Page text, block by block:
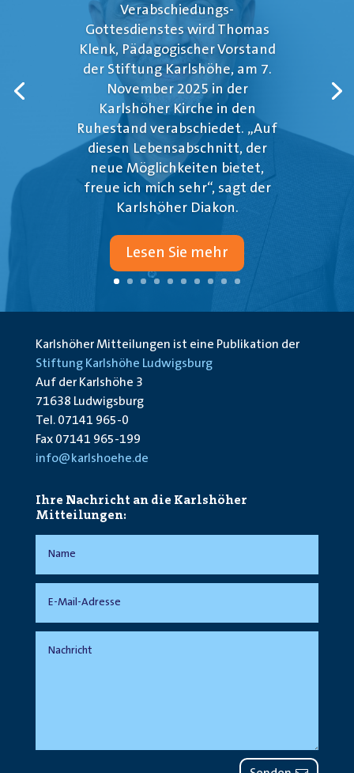
Verabschiedungs-
Gottesdienstes wird Thomas
Klenk, Pädagogischer Vorstand
der Stiftung Karlshöhe, am 7.
November 2025 in der
Karlshöher Kirche in den
Ruhestand verabschiedet. „Auf
diesen Lebensabschnitt, der
neue Möglichkeiten bietet,
freue ich mich sehr“, sagt der
Karlshöher Diakon.
Lesen Sie mehr
Karlshöher Mitteilungen ist eine Publikation der
Stiftung Karlshöhe Ludwigsburg
Auf der Karlshöhe 3
71638 Ludwigsburg
Tel. 07141 965-0
Fax 07141 965-199
info@karlshoehe.de
Ihre Nachricht an die Karlshöher
Mitteilungen: